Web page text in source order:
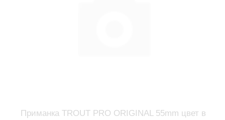
Приманка TROUT PRO ORIGINAL 55mm цвет в